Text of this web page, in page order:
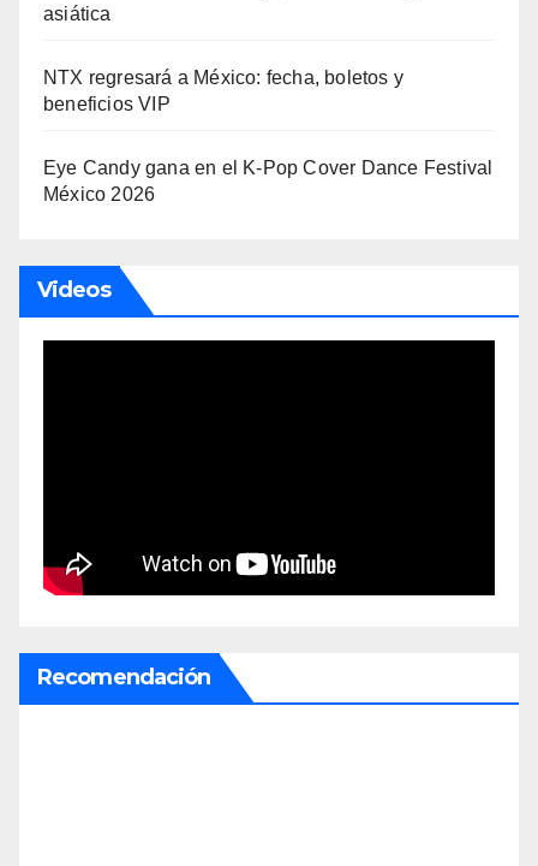
asiática
NTX regresará a México: fecha, boletos y
beneficios VIP
Eye Candy gana en el K-Pop Cover Dance Festival
México 2026
Videos
Recomendación